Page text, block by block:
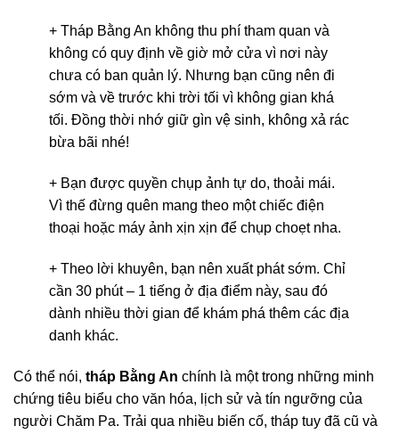
+ Tháp Bằng An không thu phí tham quan và
không có quy định về giờ mở cửa vì nơi này
chưa có ban quản lý. Nhưng bạn cũng nên đi
sớm và về trước khi trời tối vì không gian khá
tối. Đồng thời nhớ giữ gìn vệ sinh, không xả rác
bừa bãi nhé!
+ Bạn được quyền chụp ảnh tự do, thoải mái.
Vì thế đừng quên mang theo một chiếc điện
thoại hoặc máy ảnh xịn xịn để chụp choẹt nha.
+ Theo lời khuyên, bạn nên xuất phát sớm. Chỉ
cần 30 phút – 1 tiếng ở địa điểm này, sau đó
dành nhiều thời gian để khám phá thêm các địa
danh khác.
Có thể nói, tháp Bằng An chính là một trong những minh
chứng tiêu biểu cho văn hóa, lịch sử và tín ngưỡng của
người Chăm Pa. Trải qua nhiều biến cố, tháp tuy đã cũ và